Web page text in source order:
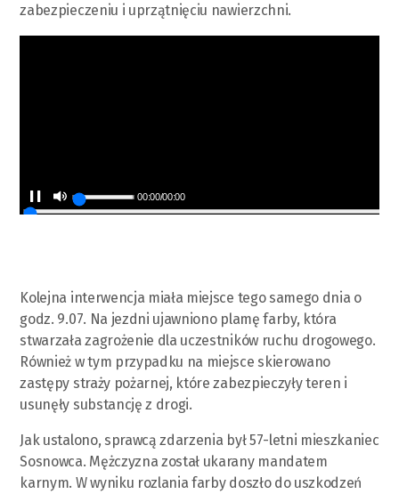
zabezpieczeniu i uprzątnięciu nawierzchni.
00:00/00:00
Kolejna interwencja miała miejsce tego samego dnia o
godz. 9.07. Na jezdni ujawniono plamę farby, która
stwarzała zagrożenie dla uczestników ruchu drogowego.
Również w tym przypadku na miejsce skierowano
zastępy straży pożarnej, które zabezpieczyły teren i
usunęły substancję z drogi.
Jak ustalono, sprawcą zdarzenia był 57-letni mieszkaniec
Sosnowca. Mężczyzna został ukarany mandatem
karnym. W wyniku rozlania farby doszło do uszkodzeń